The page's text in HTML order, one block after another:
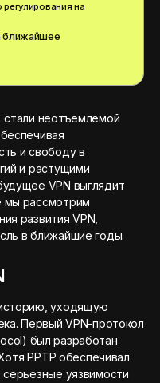
на
ближайшее
стали неотъемлемой
и свободу в
и растущими
VPN выглядит
мы рассмотрим
развития VPN,
в ближайшие годы.
уходящую
Первый VPN-протокол
был разработан
PPTP обеспечивал
уязвимости